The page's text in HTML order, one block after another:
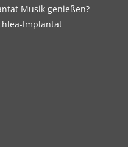
Musik genießen?
Implantat